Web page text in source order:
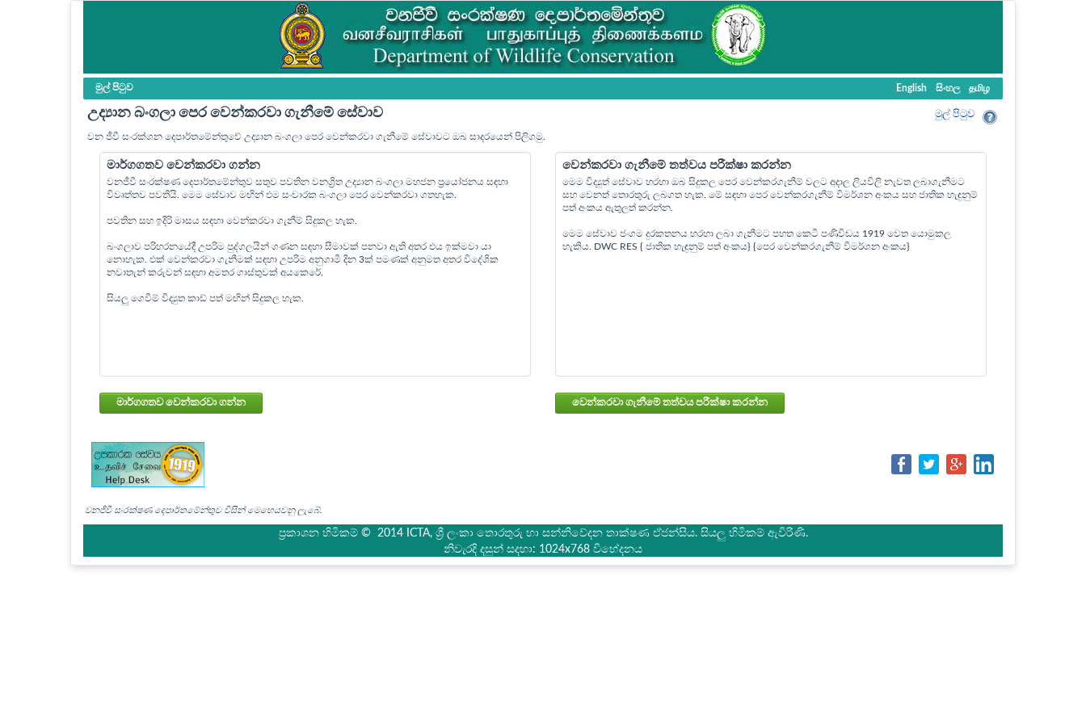
මුල් පි‍ටුව English සිංහල தமிழ
උද්‍යාන බංගලා පෙර වෙන්කරවා ගැනීමේ සේවාව මුල් පි‍ටුව
වන ජීවී සංරක්ශන දෙපාර්තමේන්තුවේ උද්‍යාන බංගලා පෙර වෙන්කරවා ගැනීමේ සේවාවට ඔබ සාදරයෙන් පිලිගමු.
මාර්ගගතව වෙන්කරවා ගන්න
වනජීවී සංරක්ෂණ දෙපාර්තමේන්තුව සතුව පවතින වනශ්‍රිත උද්‍යාන බංගලා මහජන ප්‍රයෝජනය සඳහා
විවෘත්තව පවතියි. මෙම සේවාව මඟින් එම සංචාරක බංගලා පෙර වෙන්කරවා ගතහැක.
පවතින සහ ඉදිරි මාසය සඳහා වෙන්කරවා ගැනීම් සිදුකල හැක.
බංගලාව පරිහරනයේදී උපරිම පුද්ගලයින් ගණන සඳහා සීමාවක් පනවා ඇති අතර එය ඉක්මවා යා
නොහැක. එක් වෙන්කරවා ගැනීමක් සඳහා උපරිම අනුගාමී දින 3ක් පමණක් අනුමත අතර විදේශික
නවාතැන් කරුවන් සඳහා අමතර ගාස්තුවක් අයකෙරේ.
සියලු ගෙවීම් විද්‍යුත කාඩ් පත් මඟින් සිදුකල හැක.
මාර්ගගතව වෙන්කරවා ගන්න
වෙන්කරවා ගැනීමේ තත්වය පරීක්ෂා කරන්න
මෙම විද්‍යුත් සේවාව හරහා ඔබ සිදුකල පෙර වෙන්කරගැනීම් වලට අදාල ලියවිලි නැවත ලබාගැනීමට
සහ වෙනත් තොරතුරු ලබගත හැක. මේ සඳහා පෙර වෙන්කරගැනීම් විමර්ශන අංකය සහ ජාතික හැඳුනුම්
පත් අංකය ඇතුලත් කරන්න.
මෙම සේවාව ජංගම දුරකතනය හරහා ලබා ගැනීමට පහත කෙටි පණිවිඩය 1919 වෙත යොමුකල
හැකිය. DWC RES { ජාතික හැඳුනුම් පත් අංකය} {පෙර වෙන්කරගැනීම් විමර්ශන අංකය}
වෙන්කරවා ගැනීමේ තත්වය පරීක්ෂා කරන්න
වනජීවී සංරක්ෂණ දෙපාර්තමේන්තුව විසින් මෙහෙයවනු ලැබේ.
ප්‍රකාශන හිමිකම් © 2014 ICTA, ශ්‍රී ලංකා තොරතුරු හා සන්නිවේදන තාක්ෂණ ඒජන්සිය. සියලු හිමිකම් ඇවිරිණි.
නිවැරදි දසුන් සදහා: 1024x768 විභේදනය